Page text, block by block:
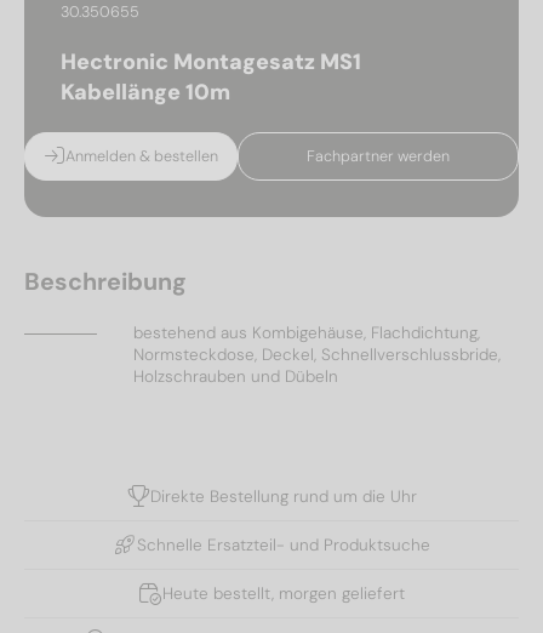
30.350655
Hectronic Montagesatz MS1
Kabellänge 10m
Anmelden & bestellen Fachpartner werden
Beschreibung
bestehend aus Kombigehäuse, Flachdichtung,
Normsteckdose, Deckel, Schnellverschlussbride,
Holzschrauben und Dübeln
Direkte Bestellung rund um die Uhr
Schnelle Ersatzteil- und Produktsuche
Heute bestellt, morgen geliefert